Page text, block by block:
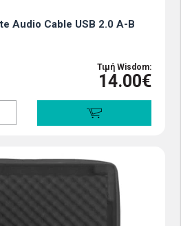
Audio Cable USB 2.0 A-B
Τιμή Wisdom:
14.00€